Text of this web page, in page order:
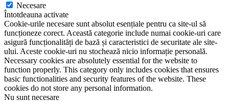
Necesare
Întotdeauna activate
Cookie-urile necesare sunt absolut esențiale pentru ca site-ul să
funcționeze corect. Această categorie include numai cookie-uri care
asigură funcționalități de bază și caracteristici de securitate ale site-
ului. Aceste cookie-uri nu stochează nicio informație personală.
Necessary cookies are absolutely essential for the website to
function properly. This category only includes cookies that ensures
basic functionalities and security features of the website. These
cookies do not store any personal information.
Nu sunt necesare